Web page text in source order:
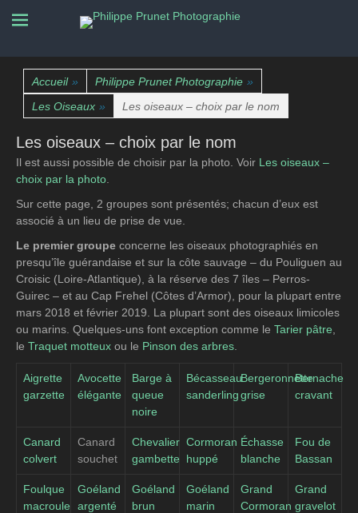
Philippe Prunet
La nature photographiée
Accueil » Philippe Prunet Photographie »
Les Oiseaux » Les oiseaux – choix par le nom
Les oiseaux – choix par le nom
Il est aussi possible de choisir par la photo. Voir Les oiseaux –
choix par la photo
Sur cette page, 2 groupes sont présentés; chacun d’eux est
associé à un lieu de prise de vue.
Le premier groupe concerne les oiseaux photographiés en
presqu’île guérandaise et sur la côte sauvage – du Pouliguen au
Croisic (Loire-Atlantique), à la réserve des 7 îles – Perros-
Guirec – et au Cap Frehel (Côtes d’Armor), pour la plupart entre
mars 2018 et février 2019. La plupart sont des oiseaux limicoles
ou marins. Quelques-uns font exception comme le Tarier pâtre
le Traquet motteux ou le Pinson des arbres
Aigrette
garzette
Avocette
élégante
Barge à
queue
noire
Bécasseau
sanderling
Bergeronnette
grise
Bernache
cravant
Canard
colvert
Canard
souchet
Chevalier
gambette
Cormoran
huppé
Échasse
blanche
Fou de
Bassan
Foulque
macroule
Goéland
argenté
Goéland
brun
Goéland
marin
Grand
Cormoran
Grand
gravelot